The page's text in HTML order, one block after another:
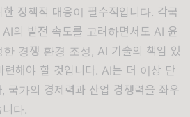
정책적 대응이 필수적입니다. 각국
의 발전 속도를 고려하면서도 AI 윤
경쟁 환경 조성, AI 기술의 책임 있
련해야 할 것입니다. AI는 더 이상 단
국가의 경제력과 산업 경쟁력을 좌우
다.